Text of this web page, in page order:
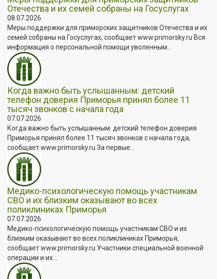
Отечества и их семей собраны на Госуслугах
08.07.2026
Меры поддержки для приморских защитников Отечества и их
семей собраны на Госуслугах, сообщает www.primorsky.ru Вся
информация о персональной помощи уволенным...
Когда важно быть услышанным: детский
телефон доверия Приморья принял более 11
тысяч звонков с начала года
07.07.2026
Когда важно быть услышанным: детский телефон доверия
Приморья принял более 11 тысяч звонков с начала года,
сообщает www.primorsky.ru За первые...
Медико-психологическую помощь участникам
СВО и их близким оказывают во всех
поликлиниках Приморья
07.07.2026
Медико-психологическую помощь участникам СВО и их
близким оказывают во всех поликлиниках Приморья,
сообщает www.primorsky.ru Участники специальной военной
операции и их...